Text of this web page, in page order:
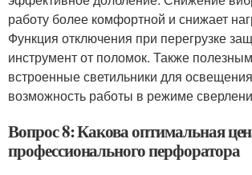
работу более комфортной и снижает
Функция отключения при перегрузке
инструмент от поломок. Также
встроенные светильники для
возможность работы в режиме
Вопрос 8: Какова оптимальная
профессионального перфоратора